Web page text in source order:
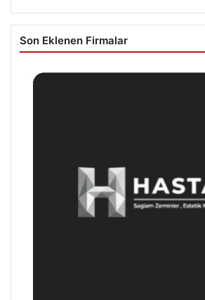
Son Eklenen Firmalar